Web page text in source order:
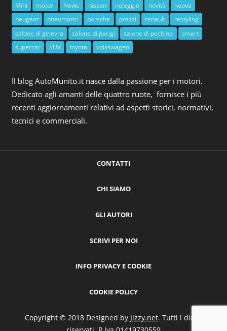
Mini
motori News nissan noleggio novità
nuova
peugeot
pneumatici porsche prezzi renault
restyling
salone di ginevra
salone di parigi salone di pechino
smart
supercar
SUV toyota volkswagen
Il blog AutoMunito.it nasce dalla passione per i motori.
Dedicato agli amanti delle quattro ruote, fornisce i più
recenti aggiornamenti relativi ad aspetti storici, normativi,
tecnici e commerciali.
CONTATTI
CHI SIAMO
GLI AUTORI
SCRIVI PER NOI
INFO PRIVACY E COOKIE
COOKIE POLICY
Copyright © 2018 Designed by Jizzy.net. Tutti i diritti